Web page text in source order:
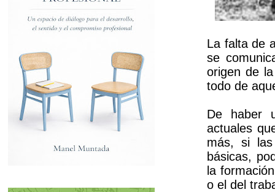
La falta de
se
origen de
todo de
De haber
actuales
más, si las
básicas,
la
o el del